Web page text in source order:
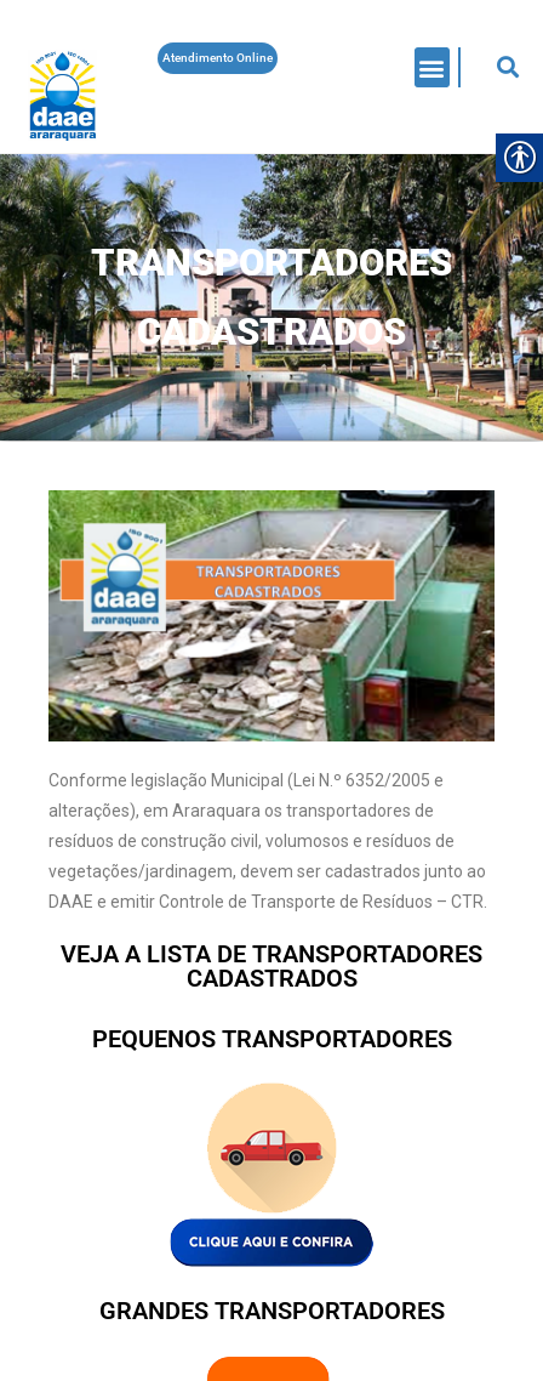
Atendimento Online
TRANSPORTADORES
CADASTRADOS
Conforme legislação Municipal (Lei N.º 6352/2005 e
alterações), em Araraquara os transportadores de
resíduos de construção civil, volumosos e resíduos de
vegetações/jardinagem, devem ser cadastrados junto ao
DAAE e emitir Controle de Transporte de Resíduos – CTR.
VEJA A LISTA DE TRANSPORTADORES
CADASTRADOS
PEQUENOS TRANSPORTADORES
GRANDES TRANSPORTADORES